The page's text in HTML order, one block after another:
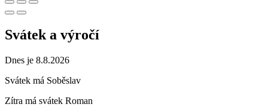
Svátek a výročí
Dnes je 8.8.2026
Svátek má Soběslav
Zítra má svátek Roman